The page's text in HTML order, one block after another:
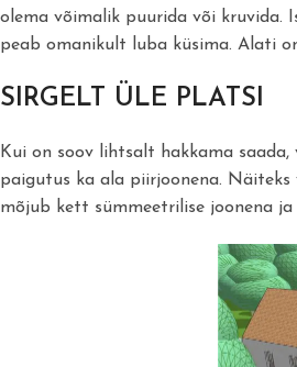
olema võimalik puurida või kruvida.
peab omanikult luba küsima. Alati
SIRGELT ÜLE PLATSI
Kui on soov lihtsalt hakkama
paigutus ka ala piirjoonena.
mõjub kett sümmeetrilise joonena